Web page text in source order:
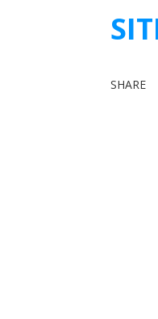
SHARE